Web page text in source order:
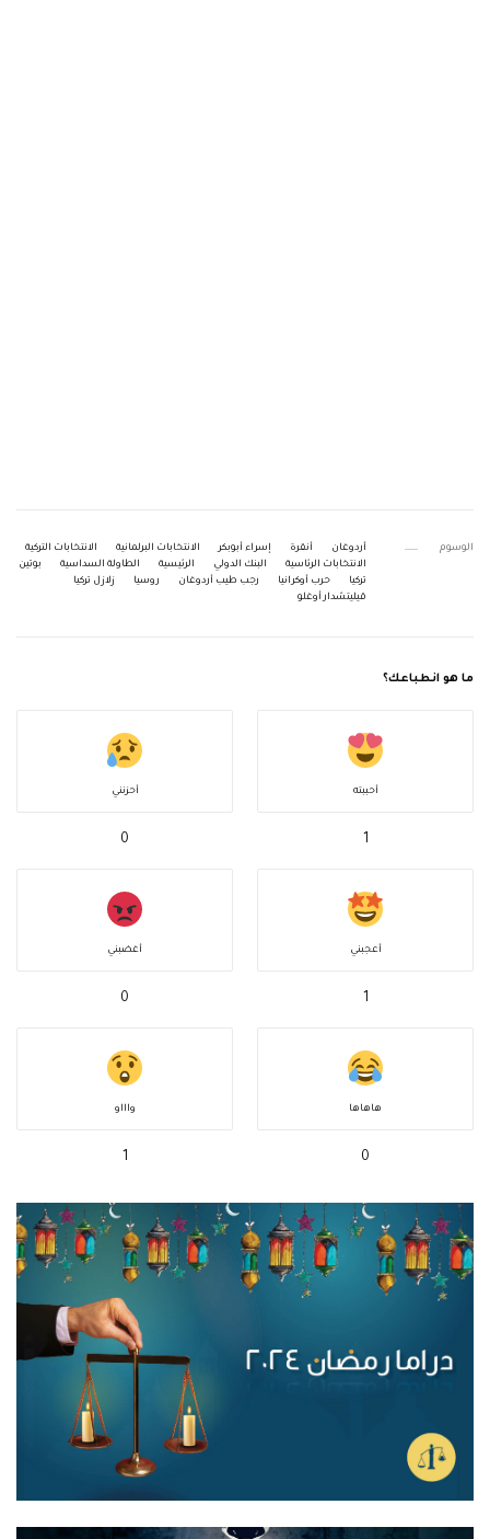
الوسوم أردوغان أنقرة إسراء أبوبكر الانتخابات البرلمانية
الانتخابات التركية
الانتخابات الرئاسية
البنك الدولي الرئيسية الطاولة السداسية
بوتين
تركيا
حرب أوكرانيا رجب طيب أردوغان روسيا
زلازل تركيا
قيليتشدار أوغلو
ما هو انطباعك؟
أحببته
1
أحزنني
0
أعجبني
1
أغضبني
0
هاهاها
0
واااو
1